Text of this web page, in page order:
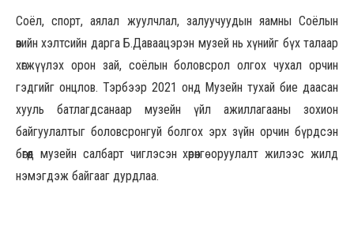
Соёл, спорт, аялал жуулчлал, залуучуудын яамны Соёлын
өвийн хэлтсийн дарга Б.Даваацэрэн музей нь хүнийг бүх талаар
хөгжүүлэх орон зай, соёлын боловсрол олгох чухал орчин
гэдгийг онцлов. Тэрбээр 2021 онд Музейн тухай бие даасан
хууль батлагдсанаар музейн үйл ажиллагааны зохион
байгуулалтыг боловсронгуй болгох эрх зүйн орчин бүрдсэн
бөгөөд музейн салбарт чиглэсэн хөрөнгө оруулалт жилээс жилд
нэмэгдэж байгааг дурдлаа.